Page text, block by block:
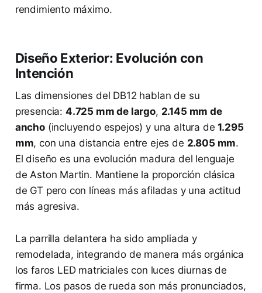
rendimiento máximo.
Diseño Exterior: Evolución con
Intención
Las dimensiones del DB12 hablan de su
presencia: 4.725 mm de largo, 2.145 mm de
ancho(incluyendo espejos) y una altura de1.295
mm, con una distancia entre ejes de 2.805 mm.
El diseño es una evolución madura del lenguaje
de Aston Martin. Mantiene la proporción clásica
de GT pero con líneas más afiladas y una actitud
más agresiva.
La parrilla delantera ha sido ampliada y
remodelada, integrando de manera más orgánica
los faros LED matriciales con luces diurnas de
firma. Los pasos de rueda son más pronunciados,